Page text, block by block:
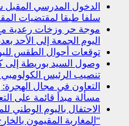
الدخول المدرسي
سلفا طبقا لمقتضیات المقرر
موجة حر وزخات رعدية
اليوم الجمعة إلى الأحد
توقعات أحوال الطقس
وصول السيد بوريطة إلى
تنصيب الرئيس الكولومبي
التعاون في مجال
مسألة مبدأ قائمة على
الاحتفال باليوم الوطني
“المغاربة المقيمون